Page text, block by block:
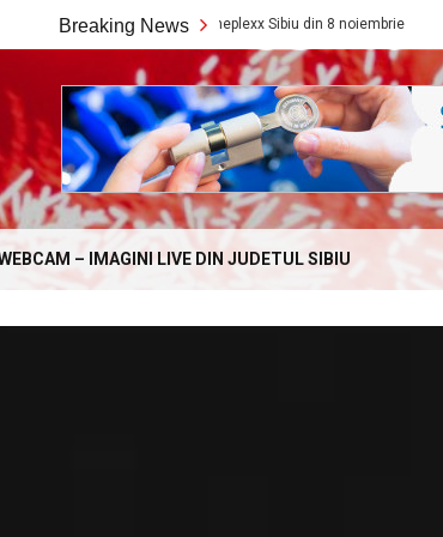
Breaking News
la Cineplexx Sibiu din 8 noiembrie Ce filme noi
– IMAGINI LIVE DIN JUDETUL SIBIU